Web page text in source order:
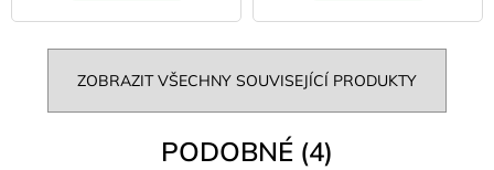
ZOBRAZIT VŠECHNY SOUVISEJÍCÍ PRODUKTY
PODOBNÉ (4)